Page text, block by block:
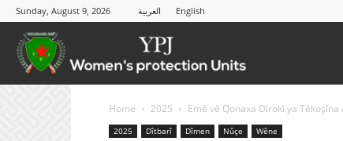
Sunday, August 9, 2026 العربية English
Home 2025 Emê vê Qonaxa Dîrokî ya
2025 Dîtbarî Dîmen Nûçe Wêne